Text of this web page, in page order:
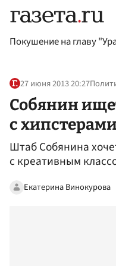
Покушение на главу
27 июня 2013 20:27
Собянин
с хипстерами
Штаб Собянина
с креативным
Екатерина Винокурова